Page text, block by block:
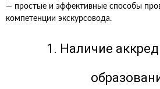
— простые и эффективные способы
компетенции экскурсовода.
1. Наличие